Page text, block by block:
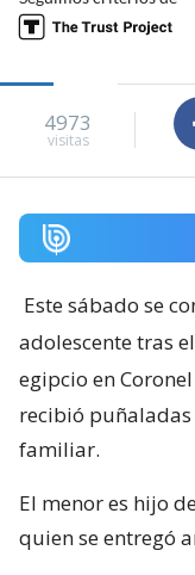
4973
visitas
Este sábado se
adolescente tras
egipcio en Coronel
recibió
familiar.
El menor es hijo
quien se entregó